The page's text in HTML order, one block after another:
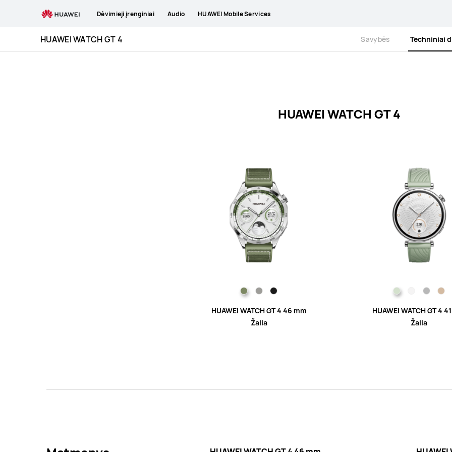
Specification
Dėvimieji įrenginiai Audio HUAWEI Mobile Services
HUAWEI WATCH GT 4
Savybės Techniniai
HUAWEI WATCH GT 4
HUAWEI WATCH GT 4 46 mm
Žalia
HUAWEI WATCH GT 4
Žalia